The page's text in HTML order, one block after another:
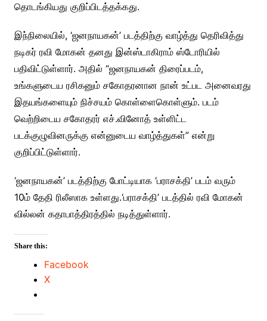
தொடங்கியது குறிப்பிடத்தக்கது.
இந்நிலையில், ‘ஜனநாயகன்’ படத்திற்கு வாழ்த்து தெரிவித்து
நடிகர் ரவி மோகன் தனது இன்ஸ்டாகிராம் ஸ்டோரியில்
பதிவிட்டுள்ளார். அதில் “ஜனநாயகன் திரைப்படம்,
உங்களுடைய ரசிகனும் சகோதரனான நான் உட்பட அனைவரது
இதயங்களையும் நிச்சயம் கொள்ளைகொள்ளும். படம்
வெற்றிடைய சகோதரர் எச்.வினோத் உள்ளிட்ட
படக்குழுவினருக்கு என்னுடைய வாழ்த்துகள்” என்று
குறிப்பிட்டுள்ளார்.
‘ஜனநாயகன்’ படத்திற்கு போட்டியாக ‘பராசக்தி’ படம் வரும்
10ம் தேதி ரிலீஸாக உள்ளது.‘பராசக்தி’ படத்தில் ரவி மோகன்
வில்லன் கதாபாத்திரத்தில் நடித்துள்ளார்.
Share this:
Facebook
X